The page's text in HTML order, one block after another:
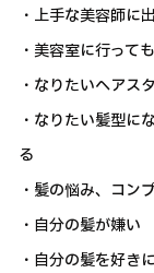
・上手な美容師に
・美容室に行って
・なりたいヘアス
・なりたい髪型に
る
・髪の悩み、コン
・自分の髪が嫌い
・自分の髪を好き